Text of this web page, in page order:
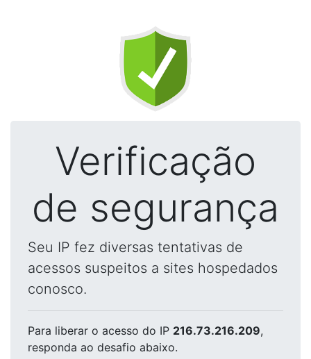
Verificação
de segurança
Seu IP fez diversas tentativas de
acessos suspeitos a sites hospedados
conosco.
Para liberar o acesso do IP 216.73.216.209,
responda ao desafio abaixo.